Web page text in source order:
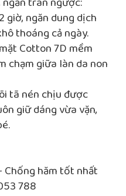
ngăn dung dịch
thoáng cả ngày.
Cotton 7D mềm
chạm giữa làn da non
tã nén chịu được
giữ dáng vừa vặn,
Chống hăm tốt nhất
788